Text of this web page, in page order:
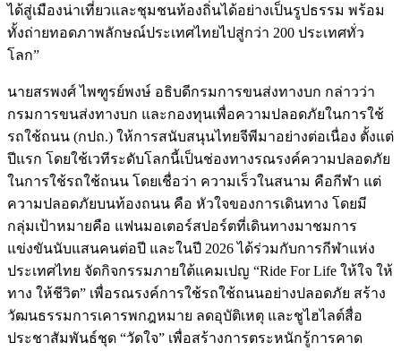
ได้สู่เมืองน่าเที่ยวและชุมชนท้องถิ่นได้อย่างเป็นรูปธรรม พร้อม
ทั้งถ่ายทอดภาพลักษณ์ประเทศไทยไปสู่กว่า 200 ประเทศทั่ว
โลก”
นายสรพงศ์ ไพฑูรย์พงษ์ อธิบดีกรมการขนส่งทางบก กล่าวว่า
กรมการขนส่งทางบก และกองทุนเพื่อความปลอดภัยในการใช้
รถใช้ถนน (กปถ.) ให้การสนับสนุนไทยจีพีมาอย่างต่อเนื่อง ตั้งแต่
ปีแรก โดยใช้เวทีระดับโลกนี้เป็นช่องทางรณรงค์ความปลอดภัย
ในการใช้รถใช้ถนน โดยเชื่อว่า ความเร็วในสนาม คือกีฬา แต่
ความปลอดภัยบนท้องถนน คือ หัวใจของการเดินทาง โดยมี
กลุ่มเป้าหมายคือ แฟนมอเตอร์สปอร์ตที่เดินทางมาชมการ
แข่งขันนับแสนคนต่อปี และในปี 2026 ได้ร่วมกับการกีฬาแห่ง
ประเทศไทย จัดกิจกรรมภายใต้แคมเปญ “Ride For Life ให้ใจ ให้
ทาง ให้ชีวิต” เพื่อรณรงค์การใช้รถใช้ถนนอย่างปลอดภัย สร้าง
วัฒนธรรมการเคารพกฎหมาย ลดอุบัติเหตุ และชูไฮไลต์สื่อ
ประชาสัมพันธ์ชุด “วัดใจ” เพื่อสร้างการตระหนักรู้การคาด